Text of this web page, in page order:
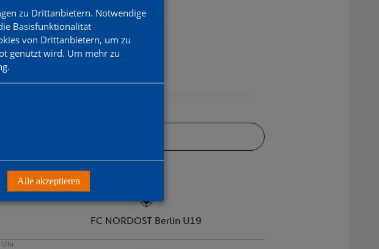
zu Drittanbietern. Notwendige
Basisfunktionalität
von Drittanbietern, um zu
genutzt wird. Um mehr zu
.
Alle akzeptieren